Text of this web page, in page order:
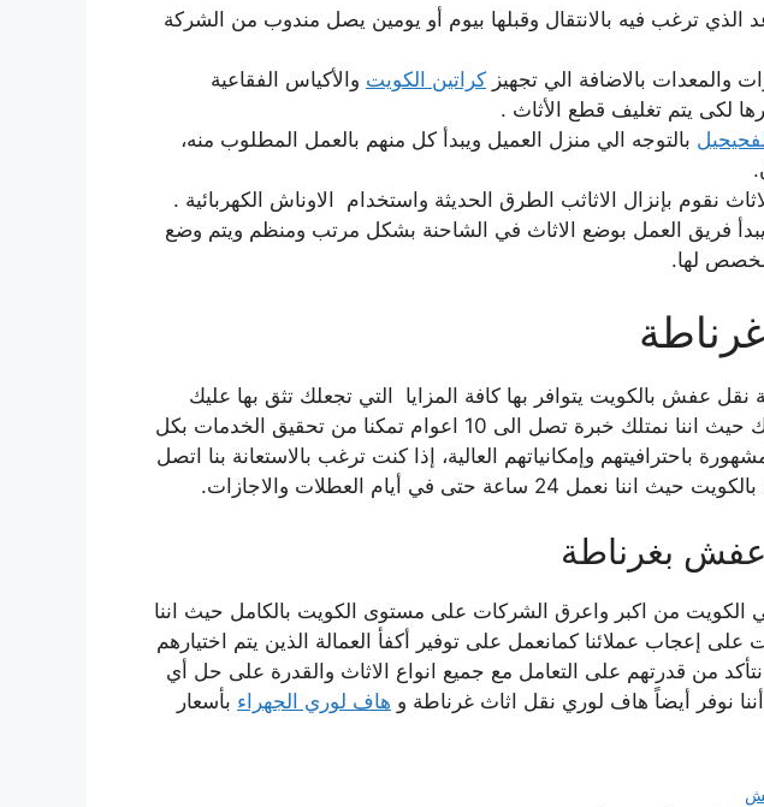
الذي ترغب فيه بالانتقال وقبلها بيوم أو يومين يصل مندوب من الشركة
والمعدات بالاضافة الي تجهيز كراتين الكويت والأكياس الفقاعية
لكى يتم تغليف قطع الأثاث .
بالتوجه الي منزل العميل ويبدأ كل منهم بالعمل المطلوب منه،
نقوم بإنزال الاثاثب الطرق الحديثة واستخدام ا لاوناش الكهربائية .
فريق العمل بوضع الاثاث في الشاحنة بشكل مرتب ومنظم ويتم وضع
لها.
عفش بالكويت يتوافر بها كافة المزايا التي تجعلك تثق بها عليك
بالتواصل والتعاقد مع عفش دارك حيث اننا نمتلك خبرة تصل الى 10 اعوام تمكنا من تحقيق الخدمات بكل
باحترافيتهم وإمكانياتهم العالية، إذا كنت ترغب بالاستعانة بنا اتصل
حيث اننا نعمل 24 ساعة حتى في أيام العطلات والاجازات.
بغرناطة
من اكبر واعرق الشركات على مستوى الكويت بالكامل حيث اننا
على إعجاب عملائنا كمانعمل على توفير أكفأ العمالة الذين يتم اختيارهم
من قدرتهم على التعامل مع جميع انواع الاثاث والقدرة على حل أي
نوفر أيضاً هاف لوري نقل اثاث غرناطة و هاف لوري الجهراء بأسعار